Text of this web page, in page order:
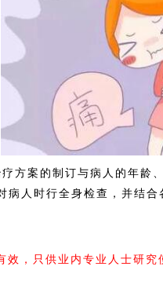
案的制订与病人的年龄
病人时行全身检查，并结
，只供业内专业人士研究